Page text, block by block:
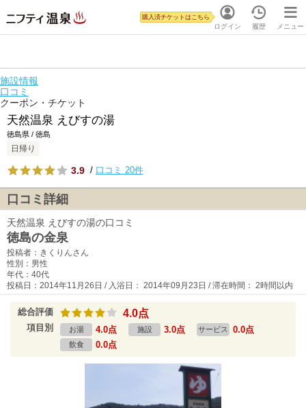
ログイン
購入済チケットはこちら
履歴 メニュー
施設情報
口コミ
クーポン・チケット
天然温泉 えびすの湯
徳島県 / 徳島
日帰り
3.9 / 口コミ 20件
口コミ詳細
天然温泉 えびすの湯の口コミ
徳島の金泉
投稿者：きくりんさん
性別：男性
年代：40代
投稿日：2014年11月26日 / 入浴日： 2014年09月23日 / 滞在時間： 2時間以内
総合評価 4.0点
項目別 お湯 4.0点 施設 3.0点 サービス 0.0点
飲食 0.0点